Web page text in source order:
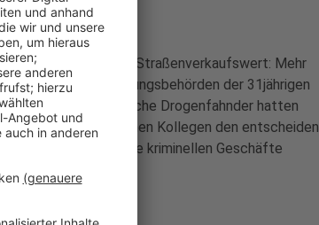
und Kokain. Straßenverkaufswert: Mehr
Strafverfolgungsbehörden der 31jährigen
Französische Drogenfahnder hatten
und ihren deutschen Kollegen den entscheiden
Frau lange Zeit ihre kriminellen Geschäfte
in Haft.